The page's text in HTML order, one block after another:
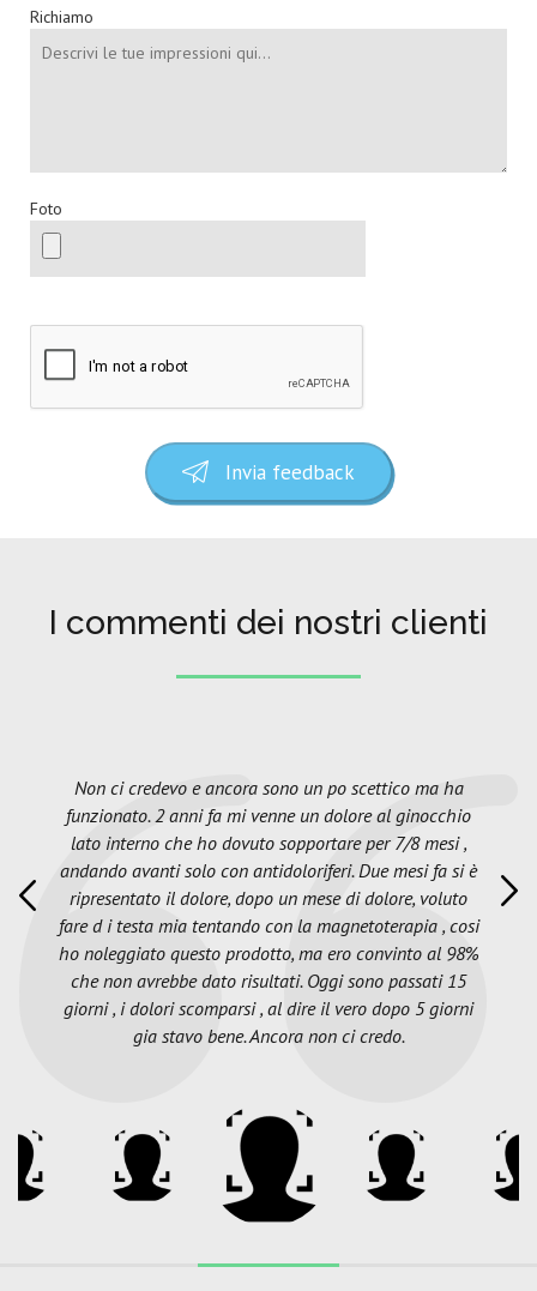
Richiamo
Foto
Invia feedback
I commenti dei nostri clienti
Non ci credevo e ancora sono un po scettico ma ha
funzionato. 2 anni fa mi venne un dolore al ginocchio
lato interno che ho dovuto sopportare per 7/8 mesi ,
andando avanti solo con antidoloriferi. Due mesi fa si è
ripresentato il dolore, dopo un mese di dolore, voluto
fare d i testa mia tentando con la magnetoterapia , cosi
ho noleggiato questo prodotto, ma ero convinto al 98%
che non avrebbe dato risultati. Oggi sono passati 15
giorni , i dolori scomparsi , al dire il vero dopo 5 giorni
gia stavo bene. Ancora non ci credo.